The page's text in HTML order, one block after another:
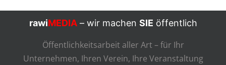
rawiMEDIA– wir machen SIE öffentlich
Öffentlichkeitsarbeit aller Art – für Ihr
Unternehmen, Ihren Verein, Ihre Veranstaltung